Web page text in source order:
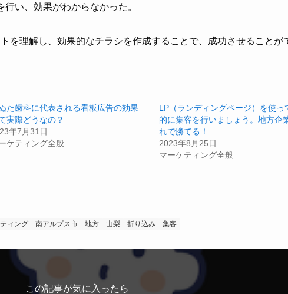
い、効果がわからなかった。
を理解し、効果的なチラシを作成することで、成功させることが
た歯科に代表される看板広告の効果
実際どうなの？
年7月31日
ケティング全般
LP（ランディングページ）を使っ
的に集客を行いましょう。地方企
れで勝てる！
2023年8月25日
マーケティング全般
ィング 南アルプス市 地方 山梨 折り込み 集客
この記事が気に入ったら